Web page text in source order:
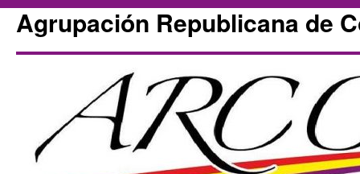
Agrupación Republicana de